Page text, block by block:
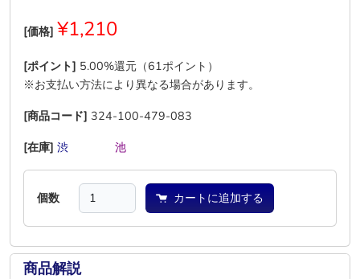
[価格] ¥1,210
[ポイント] 5.00%還元（61ポイント）
※お支払い方法により異なる場合があります。
[商品コード] 324-100-479-083
[在庫] 渋 池
個数 カートに追加する
商品解説